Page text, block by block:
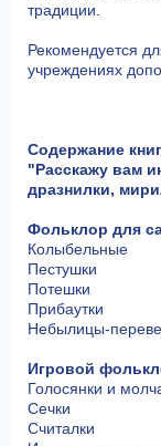
традиции.
Рекомендуется
учреждениях
Содержание
"Расскажу вам
дразнилки,
Фольклор для
Колыбельные
Пестушки
Потешки
Прибаутки
Небылицы-
Игровой
Голосянки и
Сечки
Считалки